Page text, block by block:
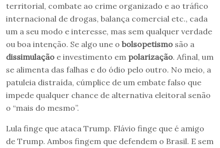
territorial, combate ao crime organizado e ao tráfico
internacional de drogas, balança comercial etc., cada
um a seu modo e interesse, mas sem qualquer verdade
ou boa intenção. Se algo une o bolsopetismo são a
dissimulação e investimento em polarização. Afinal, um
se alimenta das falhas e do ódio pelo outro. No meio, a
patuleia distraída, cúmplice de um embate falso que
impede qualquer chance de alternativa eleitoral senão
o “mais do mesmo”.
Lula finge que ataca Trump. Flávio finge que é amigo
de Trump. Ambos fingem que defendem o Brasil. E sem